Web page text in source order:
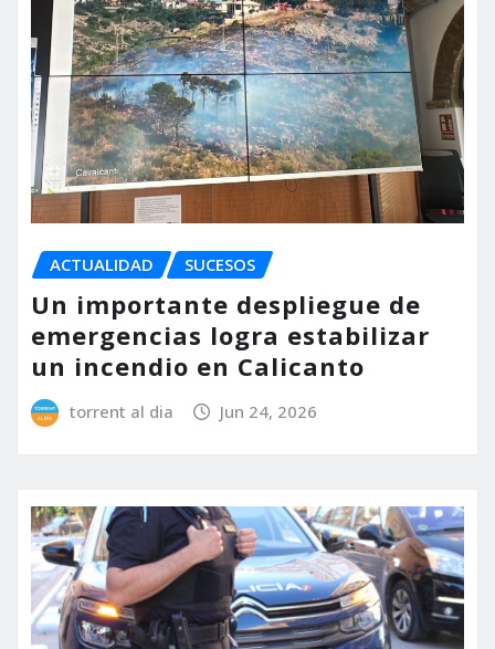
ACTUALIDAD SUCESOS
Un importante despliegue de
emergencias logra estabilizar
un incendio en Calicanto
torrent al dia Jun 24, 2026